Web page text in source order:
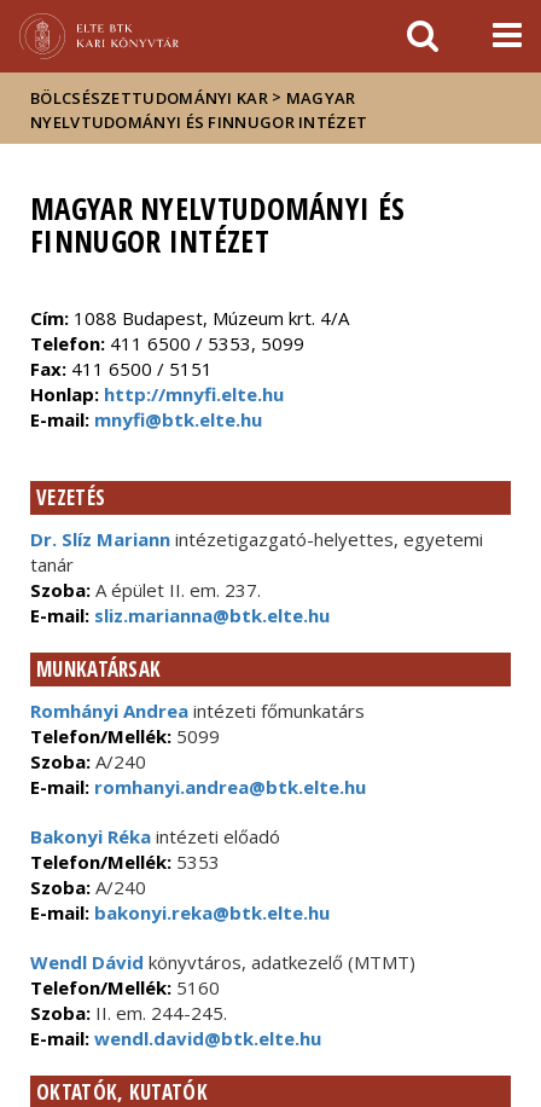
sajtóban
BÖLCSÉSZETTUDOMÁNYI KAR > MAGYAR
NYELVTUDOMÁNYI ÉS FINNUGOR INTÉZET
MAGYAR NYELVTUDOMÁNYI ÉS
FINNUGOR INTÉZET
Cím: 1088 Budapest, Múzeum krt. 4/A
Telefon: 411 6500 / 5353, 5099
Fax: 411 6500 / 5151
Honlap: http://mnyfi.elte.hu
E-mail: mnyfi@btk.elte.hu
VEZETÉS
Dr. Slíz Mariann intézetigazgató-helyettes, egyetemi
tanár
Szoba: A épület II. em. 237.
E-mail: sliz.marianna@btk.elte.hu
MUNKATÁRSAK
Romhányi Andrea intézeti főmunkatárs
Telefon/Mellék: 5099
Szoba: A/240
E-mail: romhanyi.andrea@btk.elte.hu
Bakonyi Réka intézeti előadó
Telefon/Mellék: 5353
Szoba: A/240
E-mail: bakonyi.reka@btk.elte.hu
Wendl Dávid könyvtáros, adatkezelő (MTMT)
Telefon/Mellék: 5160
Szoba: II. em. 244-245.
E-mail: wendl.david@btk.elte.hu
OKTATÓK, KUTATÓK